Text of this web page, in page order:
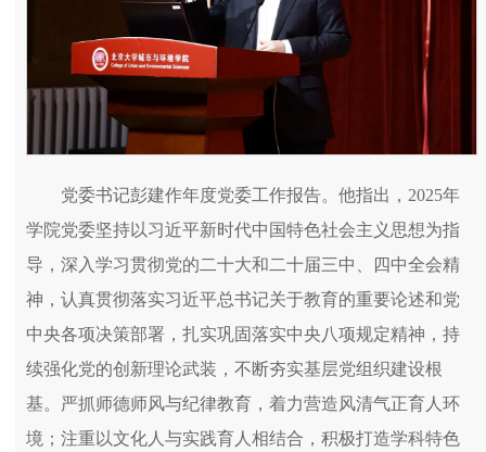
党委书记彭建作年度党委工作报告。他指出，2025年
学院党委坚持以习近平新时代中国特色社会主义思想为指
导，深入学习贯彻党的二十大和二十届三中、四中全会精
神，认真贯彻落实习近平总书记关于教育的重要论述和党
中央各项决策部署，扎实巩固落实中央八项规定精神，持
续强化党的创新理论武装，不断夯实基层党组织建设根
基。严抓师德师风与纪律教育，着力营造风清气正育人环
境；注重以文化人与实践育人相结合，积极打造学科特色